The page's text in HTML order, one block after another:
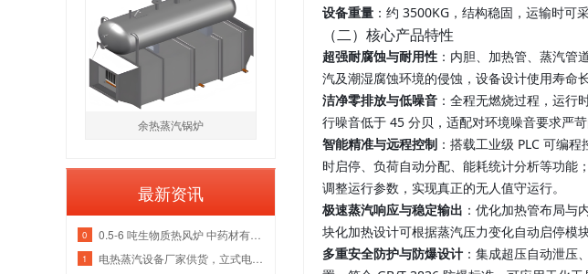
设备重量 ：约 3500KG，结构稳固，运输时可
（二）核心产品特性
超强耐腐蚀与耐用性 ：内胆、加热管、蒸汽
汽及潮湿腐蚀环境的侵蚀，设备设计使用寿命
洁净零排放与低噪音 ：全程无燃烧过程，运
行噪音低于 45 分贝，适配对环境噪音要求严苛
智能精准与远程控制 ：搭载工业级 PLC 可编
时启停、负荷自动分配、能耗统计分析等功能
调整运行参数，实现真正的无人值守运行。
极速蒸汽响应与稳定输出 ：优化加热管布局
块化加热设计可根据蒸汽压力变化自动启停模
多重安全防护与防爆设计 ：集成超压自动泄压
余热蒸汽锅炉
最新资讯
0
1